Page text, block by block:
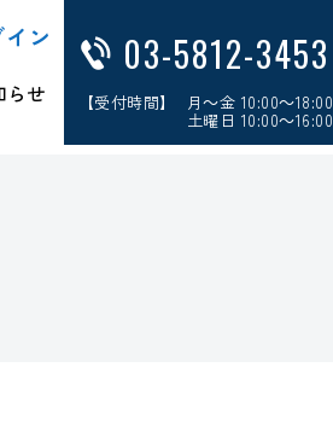
ン
らせ
03-5812-3453
【受付時間】 月～金 10:00～18:00
土曜日 10:00～16:00